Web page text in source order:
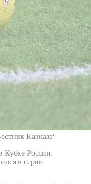
Кавказа“
Кубке России.
в серии